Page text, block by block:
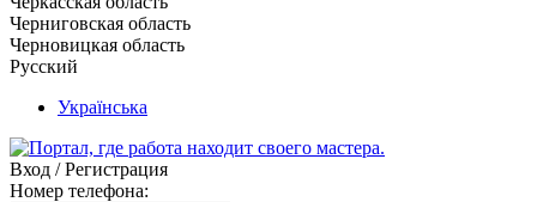
Черниговская область
Черновицкая область
Русский
Українська
Вход / Регистрация
Номер телефона: